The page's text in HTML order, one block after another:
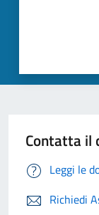
Contatta il
Leggi le
Richiedi